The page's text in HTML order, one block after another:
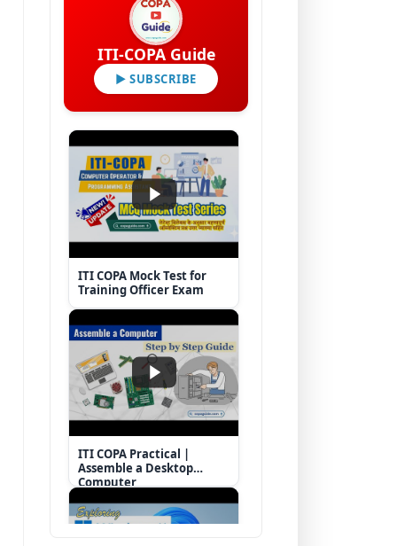
ITI-COPA Guide
▶ SUBSCRIBE
ITI COPA Mock Test for
Training Officer Exam
ITI COPA Practical |
Assemble a Desktop
Computer